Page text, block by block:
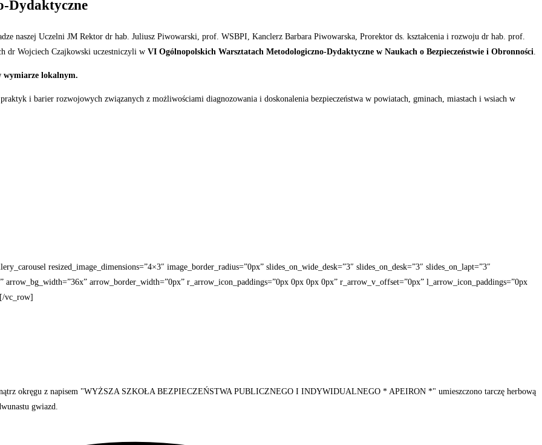
Dydaktyczne
naszej Uczelni JM Rektor dr hab. Juliusz Piwowarski, prof. WSBPI, Kanclerz Barbara Piwowarska, Prorektor ds. kształcenia i rozwoju dr hab. prof.
dr Wojciech Czajkowski uczestniczyli w VI Ogólnopolskich Warsztatach Metodologiczno-Dydaktyczne w Naukach o Bezpieczeństwie i Obronności
wymiarze lokalnym.
i barier rozwojowych związanych z możliwościami diagnozowania i doskonalenia bezpieczeństwa w powiatach, gminach, miastach i wsiach w
resized_image_dimensions=”4×3″ image_border_radius=”0px” slides_on_wide_desk=”3″ slides_on_desk=”3″ slides_on_lapt=”3″
arrow_bg_width=”36x” arrow_border_width=”0px” r_arrow_icon_paddings=”0px 0px 0px 0px” r_arrow_v_offset=”0px” l_arrow_icon_paddings=”0px
vc_row]